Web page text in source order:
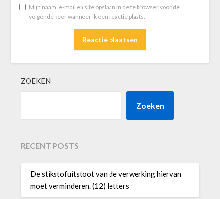
Mijn naam, e-mail en site opslaan in deze browser voor de
volgende keer wanneer ik een reactie plaats.
ZOEKEN
Zoeken
RECENT POSTS
De stikstofuitstoot van de verwerking hiervan
moet verminderen. (12) letters